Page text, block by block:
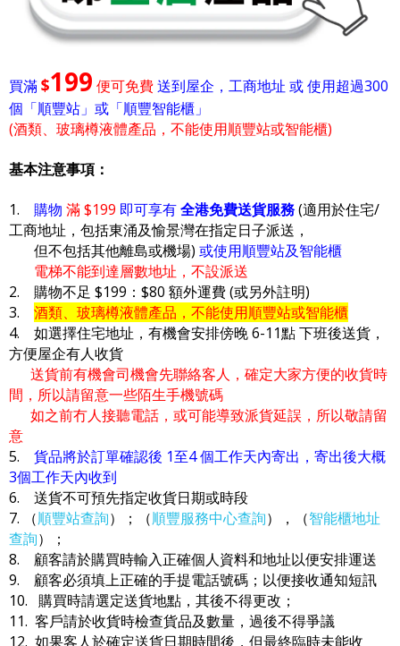
買滿$199 便可免費送到屋企，工商地址 或 使用超過300
個「順豐站」或「順豐智能櫃」
(酒類、玻璃樽液體產品，不能使用順豐站或智能櫃)
基本注意事項：
1. 購物 滿 $199 即可享有全港免費送貨服務(適用於住宅/
工商地址，包括東涌及愉景灣在指定日子派送，
但不包括其他離島或機場) 或使用順豐站及智能櫃
電梯不能到達層數地址，不設派送
2. 購物不足 $199：$80 額外運費 (或另外註明)
3. 酒類、玻璃樽液體產品，不能使用順豐站或智能櫃
4. 如選擇住宅地址，有機會安排傍晚 6-11點 下班後送貨，
方便屋企有人收貨
送貨前有機會司機會先聯絡客人，確定大家方便的收貨時
間，所以請留意一些陌生手機號碼
如之前冇人接聽電話，或可能導致派貨延誤，所以敬請留
意
5. 貨品將於訂單確認後 1至4 個工作天內寄出，寄出後大概
3個工作天內收到
6. 送貨不可預先指定收貨日期或時段
7. （順豐站查詢）；（順豐服務中心查詢），（智能櫃地址
查詢）；
8. 顧客請於購買時輸入正確個人資料和地址以便安排運送
9. 顧客必須填上正確的手提電話號碼；以便接收通知短訊
10. 購買時請選定送貨地點，其後不得更改；
11. 客戶請於收貨時檢查貨品及數量，過後不得爭議
12. 如果客人於確定送貨日期時間後，但最終臨時未能收